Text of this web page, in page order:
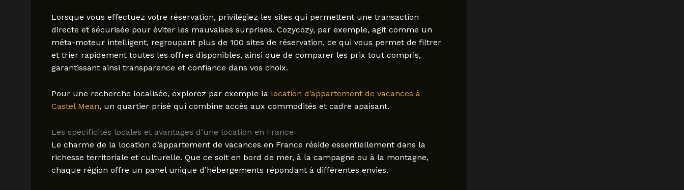
Lorsque vous effectuez votre réservation, privilégiez les sites qui permettent une transaction
directe et sécurisée pour éviter les mauvaises surprises. Cozycozy, par exemple, agit comme un
méta-moteur intelligent, regroupant plus de 100 sites de réservation, ce qui vous permet de filtrer
et trier rapidement toutes les offres disponibles, ainsi que de comparer les prix tout compris,
garantissant ainsi transparence et confiance dans vos choix.
Pour une recherche localisée, explorez par exemple la location d’appartement de vacances à
Castel Mean, un quartier prisé qui combine accès aux commodités et cadre apaisant.
Les spécificités locales et avantages d’une location en France
Le charme de la location d’appartement de vacances en France réside essentiellement dans la
richesse territoriale et culturelle. Que ce soit en bord de mer, à la campagne ou à la montagne,
chaque région offre un panel unique d’hébergements répondant à différentes envies.